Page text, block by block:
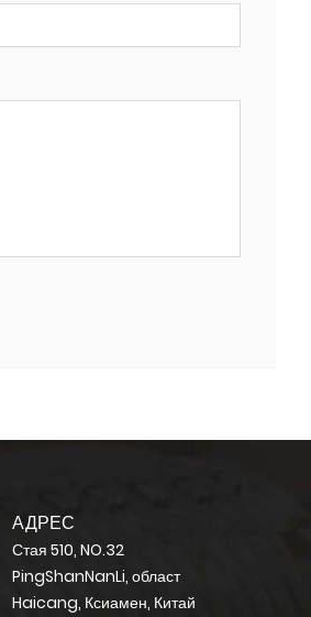
АДРЕС
Стая 510, NO.32
PingShanNanLi, област
Haicang, Ксиамен, Китай